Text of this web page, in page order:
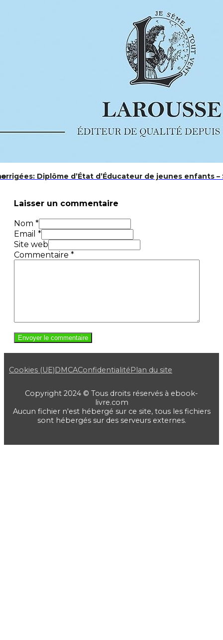
Diplôme d’État d’Éducateur de jeunes enfants –
Laisser un commentaire
Nom *
Email *
Site web
Commentaire *
Cookies (UE)DMCAConfidentialitéPlan du site
Copyright 2024 © Tous droits réservés à ebook-
livre.com
Aucun fichier n'est hébergé sur ce site, tous les fichiers
sont hébergés sur des serveurs externes.